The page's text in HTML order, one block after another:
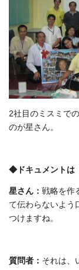
2社目のミスミで
のが星さん。
◆ドキュメントは
星さん： 戦略を作
て伝わらないよう
つけますね。
質問者： それは、